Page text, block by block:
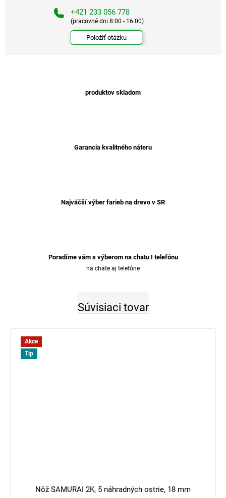
+421 233 056 778
(pracovné dni 8:00 - 16:00)
Položiť otázku
produktov skladom
Garancia kvalitného náteru
Najväčší výber farieb na drevo v SR
Poradíme vám s výberom na chatu I telefónu
na chate aj telefóne
Súvisiaci tovar
Akce
Tip
Nôž SAMURAI 2K, 5 náhradných ostrie, 18 mm